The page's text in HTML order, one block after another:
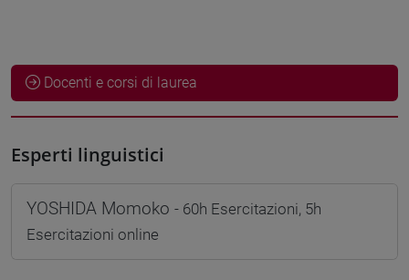
Docenti e corsi di laurea
Esperti linguistici
YOSHIDA Momoko - 60h Esercitazioni, 5h
Esercitazioni online